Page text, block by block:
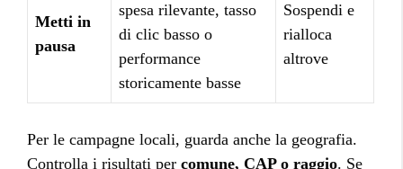
Metti in
pausa
spesa rilevante, tasso
di clic basso o
performance
storicamente basse
Sospendi e
rialloca
altrove
Per le campagne locali, guarda anche la geografia.
Controlla i risultati per comune, CAP o raggio. Se